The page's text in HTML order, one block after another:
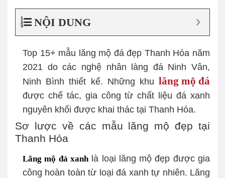
NỘI DUNG
Top 15+ mẫu lăng mộ đá đẹp Thanh Hóa năm
2021 do các nghệ nhân làng đá Ninh Vân,
Ninh Bình thiết kế. Những khu lăng mộ đá
được chế tác, gia công từ chất liệu đá xanh
nguyên khối được khai thác tại Thanh Hóa.
Sơ lược về các mẫu lăng mộ đẹp tại
Thanh Hóa
Lăng mộ đá xanhlà loại lăng mộ đẹp được gia
công hoàn toàn từ loại đá xanh tự nhiên. Lăng